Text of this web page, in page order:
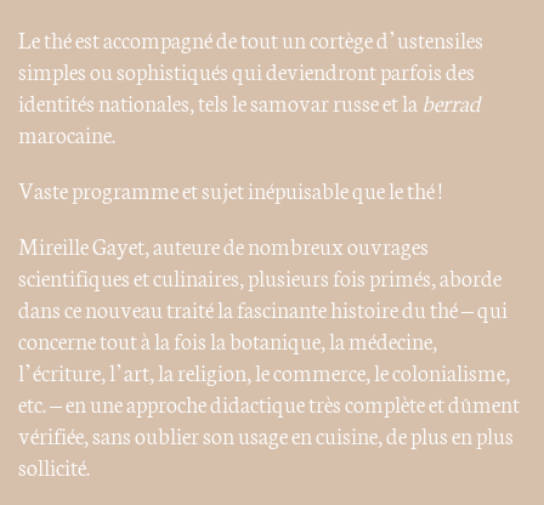
Le thé est accompagné de tout un cortège d’ustensiles
simples ou sophistiqués qui deviendront parfois des
identités nationales, tels le samovar russe et la berrad
marocaine.
Vaste programme et sujet inépuisable que le thé !
Mireille Gayet, auteure de nombreux ouvrages
scientifiques et culinaires, plusieurs fois primés, aborde
dans ce nouveau traité la fascinante histoire du thé – qui
concerne tout à la fois la botanique, la médecine,
l’écriture, l’art, la religion, le commerce, le colonialisme,
etc. – en une approche didactique très complète et dûment
vérifiée, sans oublier son usage en cuisine, de plus en plus
sollicité.